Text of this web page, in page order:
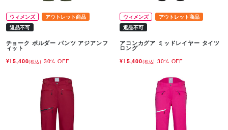
ウィメンズ
アウトレット商品
返品不可
チョーク ボルダー パンツ アジアンフ
ィット
¥15,400(税込) 30% OFF
ウィメンズ
アウトレット商品
返品不可
アコンカグア ミッドレイヤー タイツ
ロング
¥15,400(税込) 30% OFF